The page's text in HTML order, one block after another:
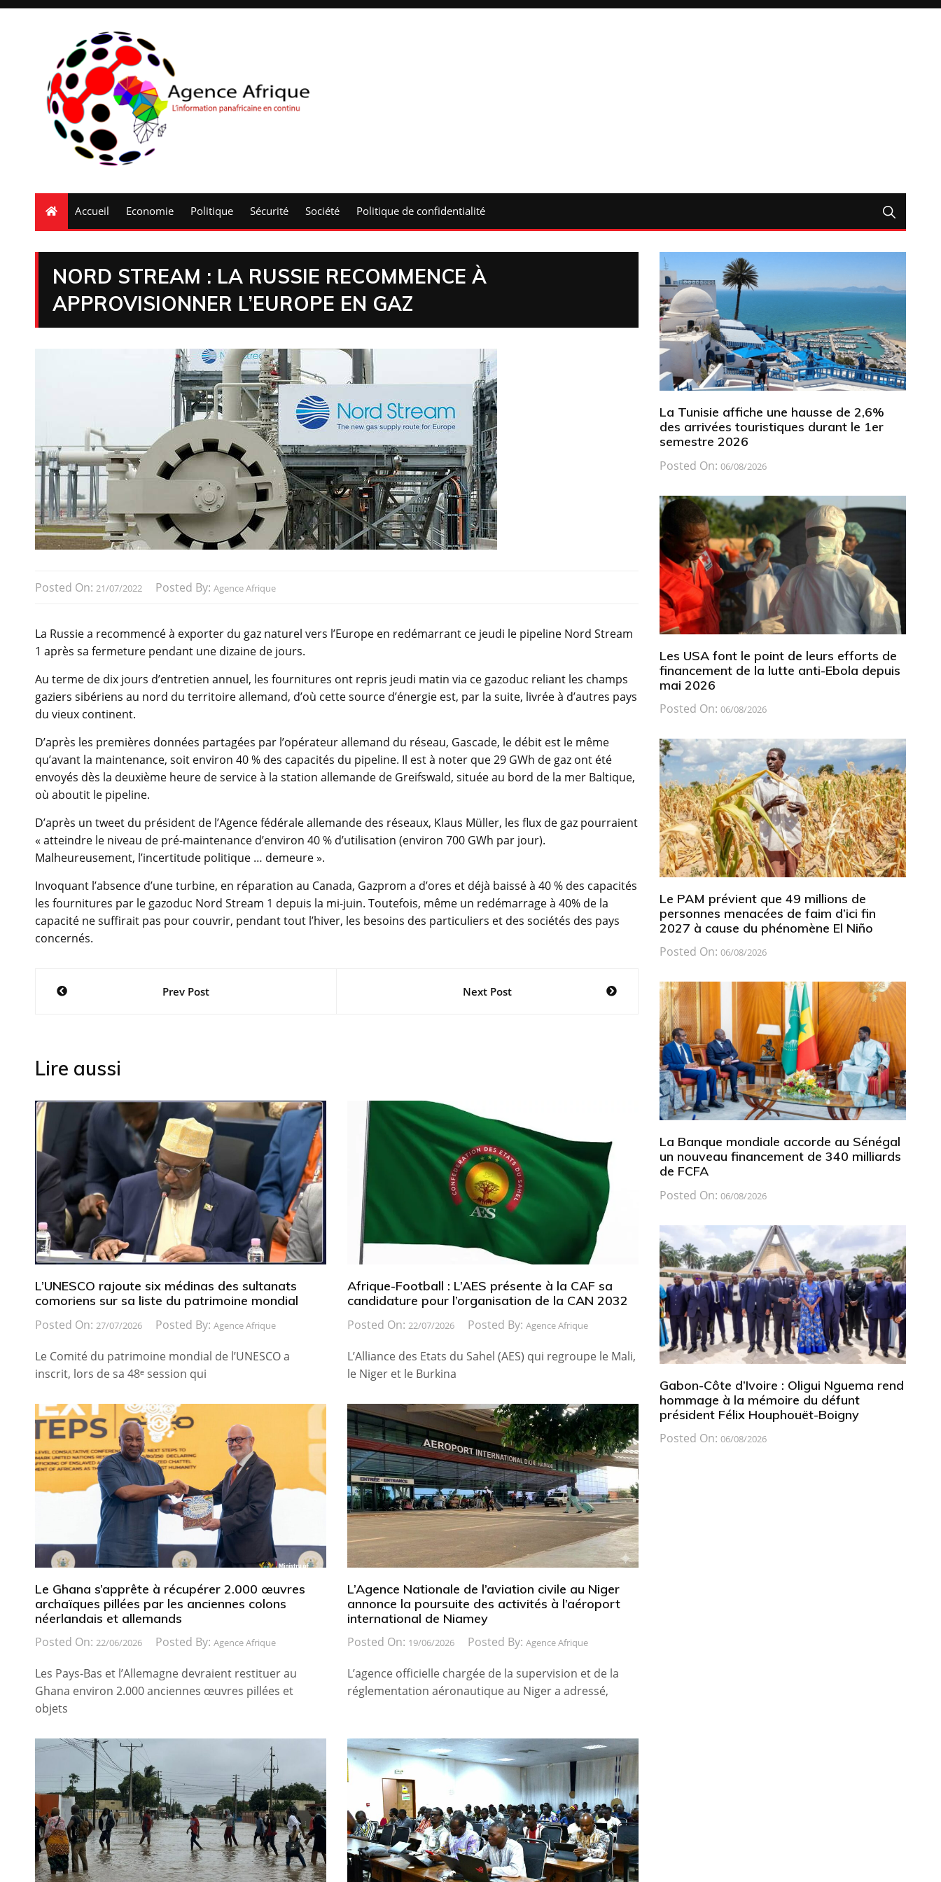
Accueil Economie Politique Sécurité Société Politique de confidentialité
NORD STREAM : LA RUSSIE RECOMMENCE À
APPROVISIONNER L’EUROPE EN GAZ
Posted On: 21/07/2022 Posted By: Agence Afrique
La Russie a recommencé à exporter du gaz naturel vers l’Europe en redémarrant ce jeudi le pipeline Nord Stream
1 après sa fermeture pendant une dizaine de jours.
Au terme de dix jours d’entretien annuel, les fournitures ont repris jeudi matin via ce gazoduc reliant les champs
gaziers sibériens au nord du territoire allemand, d’où cette source d’énergie est, par la suite, livrée à d’autres pays
du vieux continent.
D’après les premières données partagées par l’opérateur allemand du réseau, Gascade, le débit est le même
qu’avant la maintenance, soit environ 40 % des capacités du pipeline. Il est à noter que 29 GWh de gaz ont été
envoyés dès la deuxième heure de service à la station allemande de Greifswald, située au bord de la mer Baltique,
où aboutit le pipeline.
D’après un tweet du président de l’Agence fédérale allemande des réseaux, Klaus Müller, les flux de gaz pourraient
« atteindre le niveau de pré-maintenance d’environ 40 % d’utilisation (environ 700 GWh par jour).
Malheureusement, l’incertitude politique … demeure ».
Invoquant l’absence d’une turbine, en réparation au Canada, Gazprom a d’ores et déjà baissé à 40 % des capacités
les fournitures par le gazoduc Nord Stream 1 depuis la mi-juin. Toutefois, même un redémarrage à 40% de la
capacité ne suffirait pas pour couvrir, pendant tout l’hiver, les besoins des particuliers et des sociétés des pays
concernés.
NavigationPrev Post Next Post
Lire aussi
L’UNESCO rajoute six médinas des sultanats
comoriens sur sa liste du patrimoine mondial
Posted On: 27/07/2026 Posted By: Agence Afrique
Le Comité du patrimoine mondial de l’UNESCO a
inscrit, lors de sa 48ᵉ session qui
Afrique-Football : L’AES présente à la CAF sa
candidature pour l’organisation de la CAN 2032
Posted On: 22/07/2026 Posted By: Agence Afrique
L’Alliance des Etats du Sahel (AES) qui regroupe le Mali,
le Niger et le Burkina
Le Ghana s’apprête à récupérer 2.000 œuvres
archaïques pillées par les anciennes colons
néerlandais et allemands
Posted On: 22/06/2026 Posted By: Agence Afrique
Les Pays-Bas et l’Allemagne devraient restituer au
Ghana environ 2.000 anciennes œuvres pillées et
objets
L’Agence Nationale de l’aviation civile au Niger
annonce la poursuite des activités à l’aéroport
international de Niamey
Posted On: 19/06/2026 Posted By: Agence Afrique
L’agence officielle chargée de la supervision et de la
réglementation aéronautique au Niger a adressé,
La Tunisie affiche une hausse de 2,6%
des arrivées touristiques durant le 1er
semestre 2026
Posted On: 06/08/2026
Les USA font le point de leurs efforts de
financement de la lutte anti-Ebola depuis
mai 2026
Posted On: 06/08/2026
Le PAM prévient que 49 millions de
personnes menacées de faim d’ici fin
2027 à cause du phénomène El Niño
Posted On: 06/08/2026
La Banque mondiale accorde au Sénégal
un nouveau financement de 340 milliards
de FCFA
Posted On: 06/08/2026
Gabon-Côte d’Ivoire : Oligui Nguema rend
hommage à la mémoire du défunt
président Félix Houphouët-Boigny
Posted On: 06/08/2026